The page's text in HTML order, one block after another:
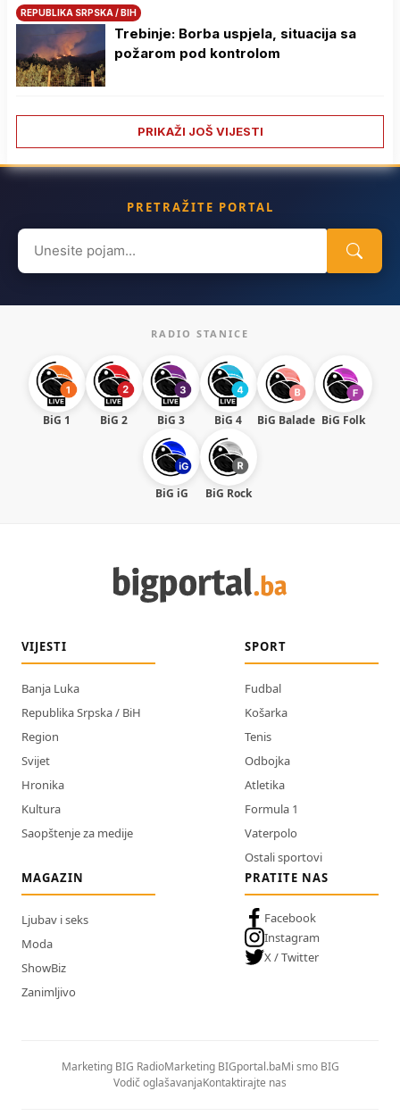
REPUBLIKA SRPSKA / BIH
Trebinje: Borba uspjela, situacija sa
požarom pod kontrolom
PRIKAŽI JOŠ VIJESTI
PRETRAŽITE PORTAL
Search
for:
RADIO STANICE
BiG 1 BiG 2 BiG 3 BiG 4 BiG Balade BiG Folk
BiG iG BiG Rock
VIJESTI
Banja Luka
Republika Srpska / BiH
Region
Svijet
Hronika
Kultura
Saopštenje za medije
SPORT
Fudbal
Košarka
Tenis
Odbojka
Atletika
Formula 1
Vaterpolo
Ostali sportovi
MAGAZIN
Ljubav i seks
Moda
ShowBiz
Zanimljivo
PRATITE NAS
Facebook
Instagram
X / Twitter
Marketing BIG RadioMarketing BIGportal.baMi smo BIG
Vodič oglašavanjaKontaktirajte nas